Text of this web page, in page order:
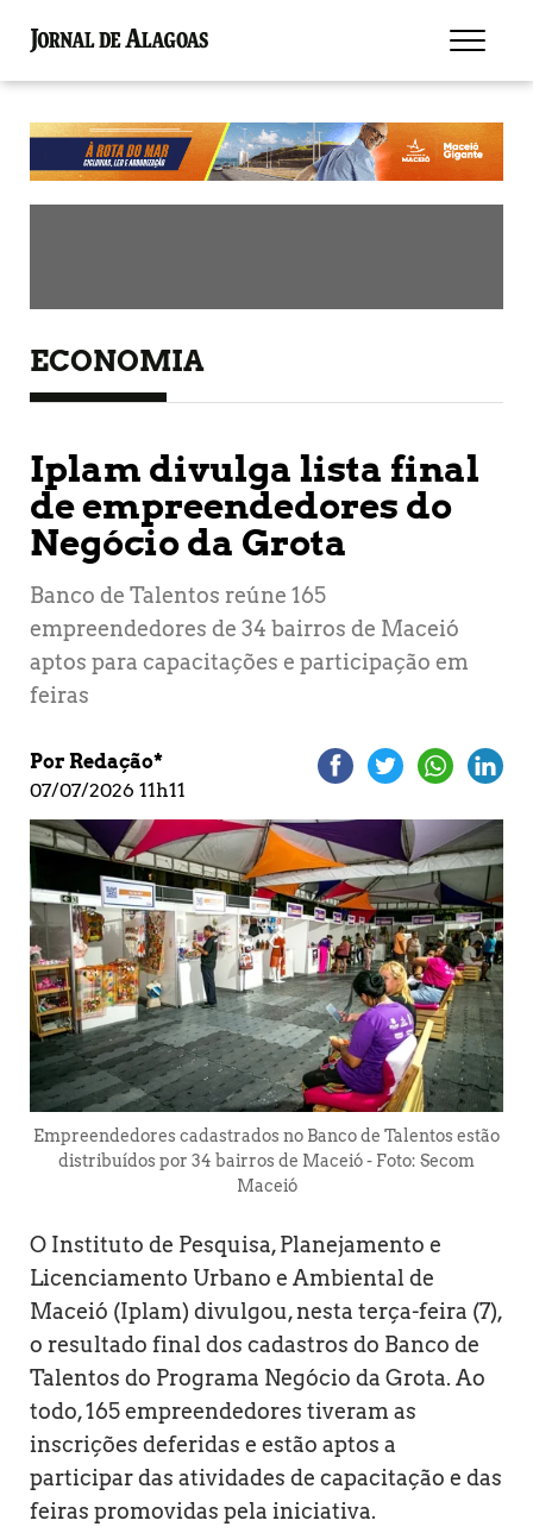
ECONOMIA
Iplam divulga lista final
de empreendedores do
Negócio da Grota
Banco de Talentos reúne 165
empreendedores de 34 bairros de Maceió
aptos para capacitações e participação em
feiras
Por Redação*
07/07/2026 11h11
Empreendedores cadastrados no Banco de Talentos estão
distribuídos por 34 bairros de Maceió - Foto: Secom
Maceió
O Instituto de Pesquisa, Planejamento e
Licenciamento Urbano e Ambiental de
Maceió (Iplam) divulgou, nesta terça-feira (7),
o resultado final dos cadastros do Banco de
Talentos do Programa Negócio da Grota. Ao
todo, 165 empreendedores tiveram as
inscrições deferidas e estão aptos a
participar das atividades de capacitação e das
feiras promovidas pela iniciativa.